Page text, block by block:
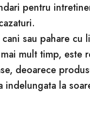
pentru
sau pahare cu
mult timp,
deoarece
indelungata la